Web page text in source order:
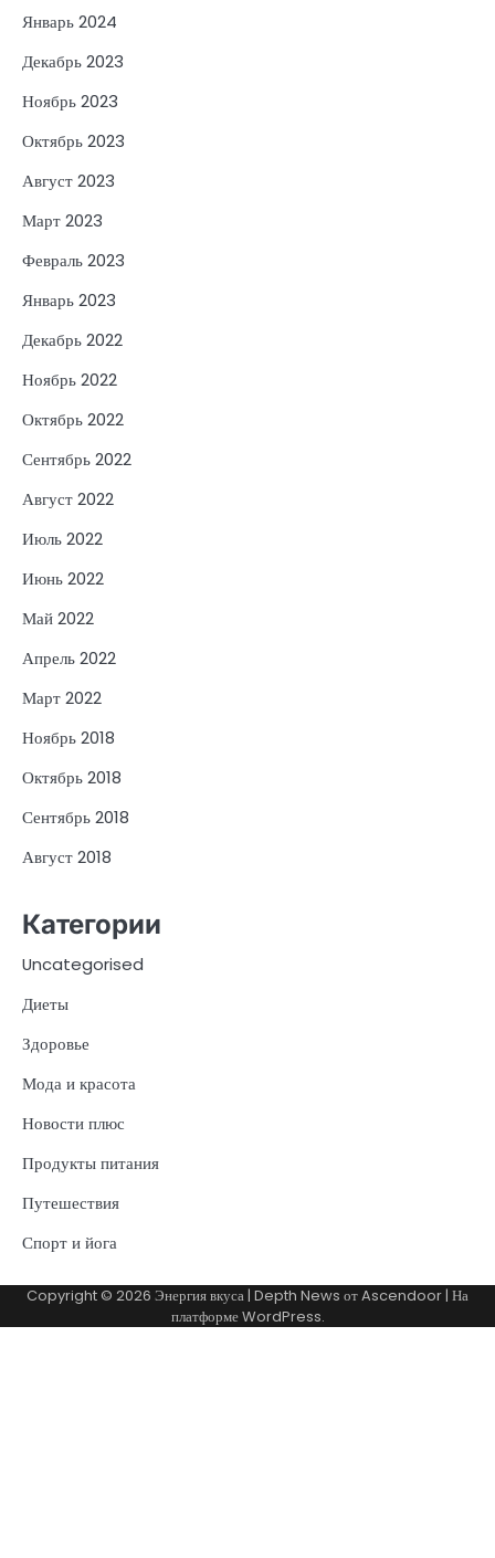
Январь 2024
Декабрь 2023
Ноябрь 2023
Октябрь 2023
Август 2023
Март 2023
Февраль 2023
Январь 2023
Декабрь 2022
Ноябрь 2022
Октябрь 2022
Сентябрь 2022
Август 2022
Июль 2022
Июнь 2022
Май 2022
Апрель 2022
Март 2022
Ноябрь 2018
Октябрь 2018
Сентябрь 2018
Август 2018
Категории
Uncategorised
Диеты
Здоровье
Мода и красота
Новости плюс
Продукты питания
Путешествия
Спорт и йога
Copyright © 2026 Энергия вкуса | Depth News отAscendoor | На
платформеWordPress.